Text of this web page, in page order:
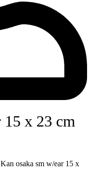
Kan osaka sm w/ear 15 x